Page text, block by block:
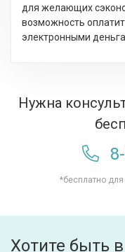
для желающих
возможность
электронными
Нужна
*бесплатно
Хотите быть